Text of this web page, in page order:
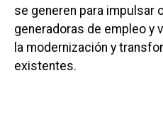
se generen para impulsar
generadoras de empleo y
la modernización y
existentes.